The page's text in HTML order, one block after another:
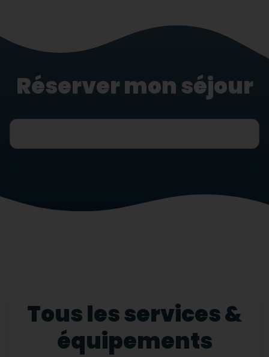
Réserver mon séjour
Tous les services &
équipements